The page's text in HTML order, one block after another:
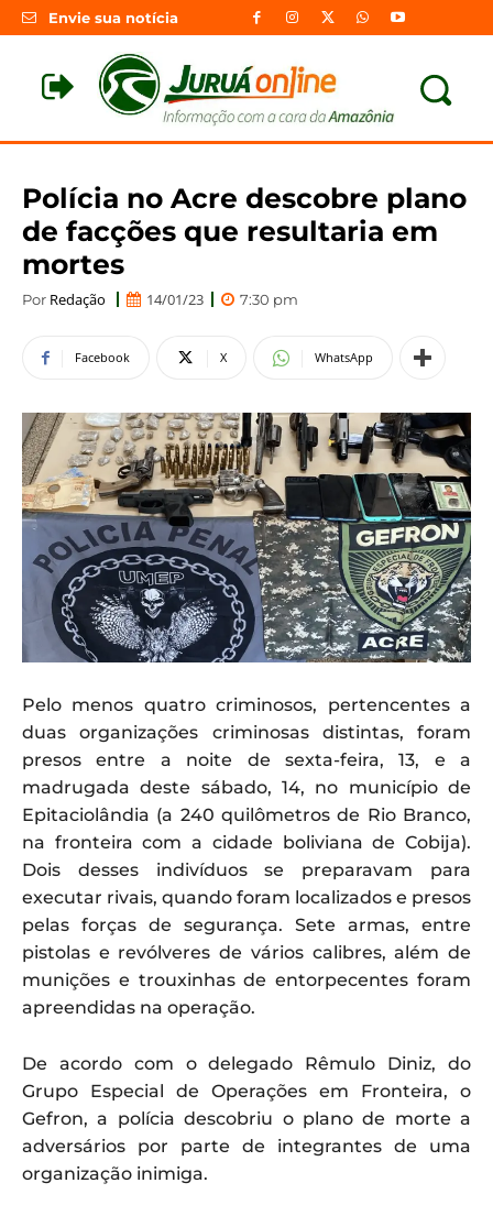
Envie sua notícia
Polícia no Acre descobre plano
de facções que resultaria em
mortes
Por Redação 14/01/23 7:30 pm
Facebook X WhatsApp
Pelo menos quatro criminosos, pertencentes a
duas organizações criminosas distintas, foram
presos entre a noite de sexta-feira, 13, e a
madrugada deste sábado, 14, no município de
Epitaciolândia (a 240 quilômetros de Rio Branco,
na fronteira com a cidade boliviana de Cobija).
Dois desses indivíduos se preparavam para
executar rivais, quando foram localizados e presos
pelas forças de segurança. Sete armas, entre
pistolas e revólveres de vários calibres, além de
munições e trouxinhas de entorpecentes foram
apreendidas na operação.
De acordo com o delegado Rêmulo Diniz, do
Grupo Especial de Operações em Fronteira, o
Gefron, a polícia descobriu o plano de morte a
adversários por parte de integrantes de uma
organização inimiga.